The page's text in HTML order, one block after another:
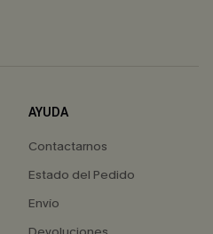
AYUDA
Contactarnos
Estado del Pedido
Envío